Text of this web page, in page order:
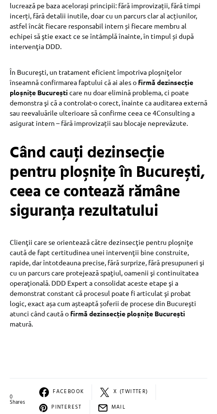
lucrează pe baza acelorași principii: fără improvizații, fără timpi
incerți, fără detalii inutile, doar cu un parcurs clar al acțiunilor,
astfel încât fiecare responsabil intern și fiecare membru al
echipei să ştie exact ce se întâmplă înainte, în timpul și după
intervenţia DDD.
În Bucureşti, un tratament eficient împotriva ploşniţelor
înseamnă confirmarea faptului că ai ales o firmă dezinsecție
ploșnițe Bucureșticare nu doar elimină problema, ci poate
demonstra şi că a controlat-o corect, înainte ca auditarea externă
sau reevaluările ulterioare să confirme ceea ce 4Consulting a
asigurat intern – fără improvizații sau blocaje neprevăzute.
Când cauţi dezinsecţie
pentru ploşniţe în Bucureşti,
ceea ce contează rămâne
siguranţa rezultatului
Clienţii care se orientează către dezinsecţie pentru ploşniţe
caută de fapt certitudinea unei intervenţii bine construite,
rapide, dar întotdeauna precise, fără surprize, fără presupuneri şi
cu un parcurs care protejează spaţiul, oamenii şi continuitatea
operaţională. DDD Expert a consolidat aceste etape şi a
demonstrat constant că procesul poate fi articulat şi probat
logic, exact așa cum așteaptă șoferii de procese din Bucureşti
atunci când caută o firmă dezinsecție ploșnițe București
matură.
0
Shares
FACEBOOK
X (TWITTER)
PINTEREST
MAIL